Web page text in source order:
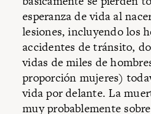
esperanza de vida al
lesiones, incluyendo los
accidentes de tránsito,
vidas de miles de
proporción mujeres)
vida por delante. La
muy probablemente